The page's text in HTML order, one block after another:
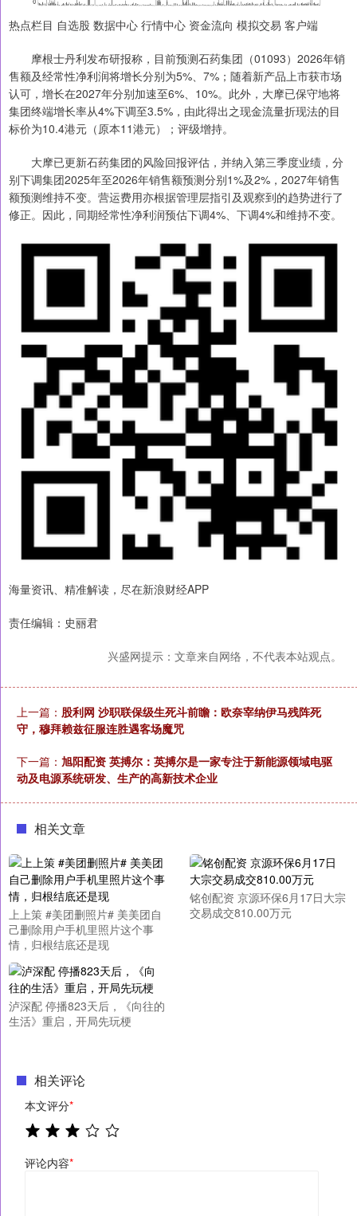
热点栏目 自选股 数据中心 行情中心 资金流向 模拟交易 客户端
摩根士丹利发布研报称，目前预测石药集团（01093）2026年销
售额及经常性净利润将增长分别为5%、7%；随着新产品上市获市场
认可，增长在2027年分别加速至6%、10%。此外，大摩已保守地将
集团终端增长率从4%下调至3.5%，由此得出之现金流量折现法的目
标价为10.4港元（原本11港元）；评级增持。
大摩已更新石药集团的风险回报评估，并纳入第三季度业绩，分
别下调集团2025年至2026年销售额预测分别1%及2%，2027年销售
额预测维持不变。营运费用亦根据管理层指引及观察到的趋势进行了
修正。因此，同期经常性净利润预估下调4%、下调4%和维持不变。
海量资讯、精准解读，尽在新浪财经APP
责任编辑：史丽君
兴盛网提示：文章来自网络，不代表本站观点。
上一篇： 股利网 沙职联保级生死斗前瞻：欧奈宰纳伊马残阵死
守，穆拜赖兹征服连胜遇客场魔咒
下一篇： 旭阳配资 英搏尔：英搏尔是一家专注于新能源领域电驱
动及电源系统研发、生产的高新技术企业
相关文章
上上策 #美团删照片# 美美团自
己删除用户手机里照片这个事
情，归根结底还是现
铭创配资 京源环保6月17日大宗
交易成交810.00万元
泸深配 停播823天后，《向往的
生活》重启，开局先玩梗
相关评论
本文评分*
评论内容*